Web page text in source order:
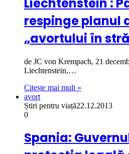
respinge planul
„avortului în
de JC von Krempach, 21
Liechtenstein,…
Citește mai mult »
avort
Știri pentru viață22.12.2013
0
Spania: